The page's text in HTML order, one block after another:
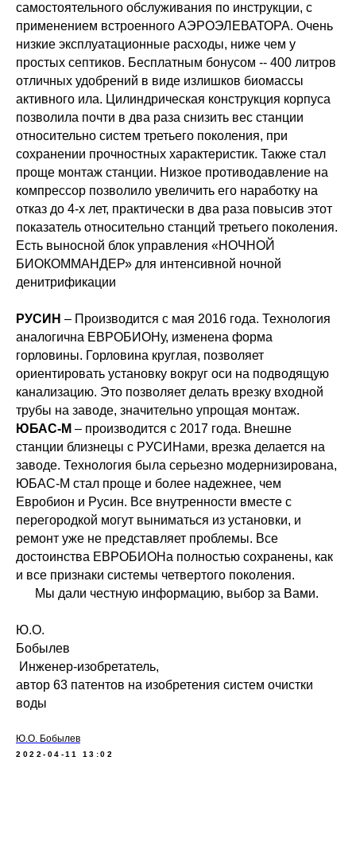
самостоятельного обслуживания по инструкции, с
применением встроенного АЭРОЭЛЕВАТОРА. Очень
низкие эксплуатационные расходы, ниже чем у
простых септиков. Бесплатным бонусом -- 400 литров
отличных удобрений в виде излишков биомассы
активного ила. Цилиндрическая конструкция корпуса
позволила почти в два раза снизить вес станции
относительно систем третьего поколения, при
сохранении прочностных характеристик. Также стал
проще монтаж станции. Низкое противодавление на
компрессор позволило увеличить его наработку на
отказ до 4-х лет, практически в два раза повысив этот
показатель относительно станций третьего поколения.
Есть выносной блок управления «НОЧНОЙ
БИОКОММАНДЕР» для интенсивной ночной
денитрификации
РУСИН – Производится с мая 2016 года. Технология
аналогична ЕВРОБИОНу, изменена форма
горловины. Горловина круглая, позволяет
ориентировать установку вокруг оси на подводящую
канализацию. Это позволяет делать врезку входной
трубы на заводе, значительно упрощая монтаж.
ЮБАС-М – производится с 2017 года. Внешне
станции близнецы с РУСИНами, врезка делается на
заводе. Технология была серьезно модернизирована,
ЮБАС-М стал проще и более надежнее, чем
Евробион и Русин. Все внутренности вместе с
перегородкой могут выниматься из установки, и
ремонт уже не представляет проблемы. Все
достоинства ЕВРОБИОНа полностью сохранены, как
и все признаки системы четвертого поколения.
Мы дали честную информацию, выбор за Вами.
Ю.О.
Бобылев
Инженер-изобретатель,
автор 63 патентов на изобретения систем очистки
воды
Ю.О. Бобылев
2022-04-11 13:02